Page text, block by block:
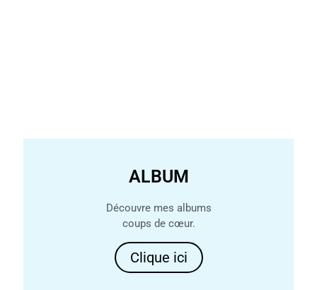
ALBUM
Découvre mes albums
coups de cœur.
Clique ici